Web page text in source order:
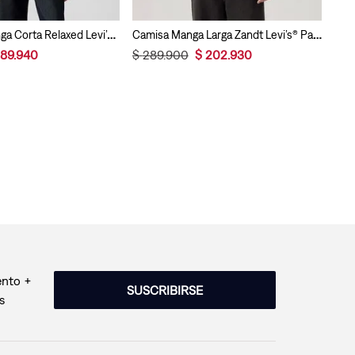
Camiseta Manga Corta Relaxed Levi’s® Para Hombre
89.940
Camisa Manga Larga Zandt Levi’s® Para Hombre
$ 289.900 $ 202.930
+
SUSCRIBIRSE